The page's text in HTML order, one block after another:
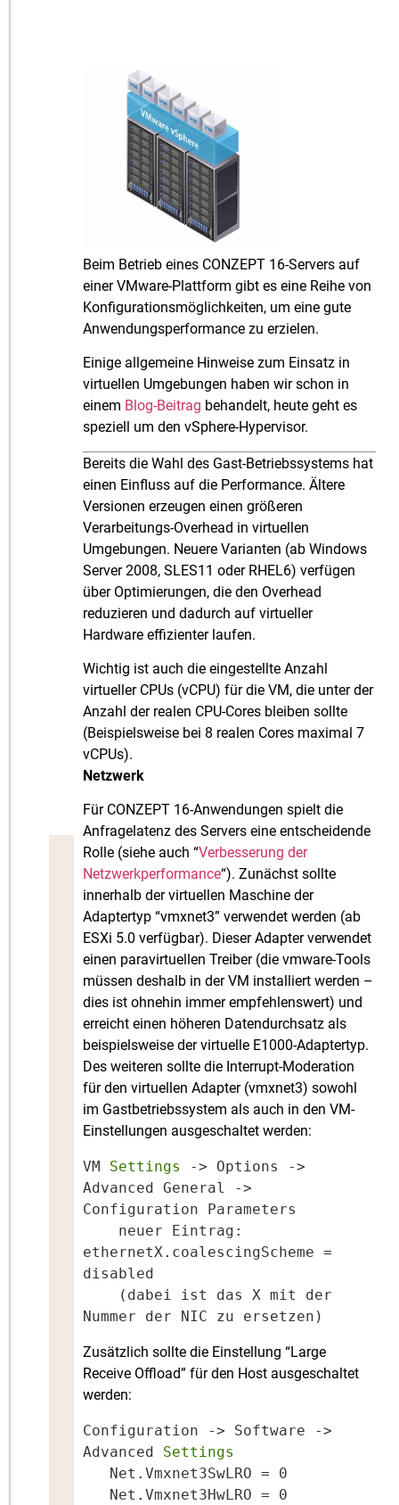
Beim Betrieb eines CONZEPT 16-Servers auf
einer VMware-Plattform gibt es eine Reihe von
Konfigurationsmöglichkeiten, um eine gute
Anwendungsperformance zu erzielen.
Einige allgemeine Hinweise zum Einsatz in
virtuellen Umgebungen haben wir schon in
einem Blog-Beitrag behandelt, heute geht es
speziell um den vSphere-Hypervisor.
Bereits die Wahl des Gast-Betriebssystems hat
einen Einfluss auf die Performance. Ältere
Versionen erzeugen einen größeren
Verarbeitungs-Overhead in virtuellen
Umgebungen. Neuere Varianten (ab Windows
Server 2008, SLES11 oder RHEL6) verfügen
über Optimierungen, die den Overhead
reduzieren und dadurch auf virtueller
Hardware effizienter laufen.
Wichtig ist auch die eingestellte Anzahl
virtueller CPUs (vCPU) für die VM, die unter der
Anzahl der realen CPU-Cores bleiben sollte
(Beispielsweise bei 8 realen Cores maximal 7
vCPUs).
Netzwerk
Für CONZEPT 16-Anwendungen spielt die
Anfragelatenz des Servers eine entscheidende
Rolle (siehe auch “Verbesserung der
Netzwerkperformance“). Zunächst sollte
innerhalb der virtuellen Maschine der
Adaptertyp “vmxnet3” verwendet werden (ab
ESXi 5.0 verfügbar). Dieser Adapter verwendet
einen paravirtuellen Treiber (die vmware-Tools
müssen deshalb in der VM installiert werden –
dies ist ohnehin immer empfehlenswert) und
erreicht einen höheren Datendurchsatz als
beispielsweise der virtuelle E1000-Adaptertyp.
Des weiteren sollte die Interrupt-Moderation
für den virtuellen Adapter (vmxnet3) sowohl
im Gastbetriebssystem als auch in den VM-
Einstellungen ausgeschaltet werden:
VM Settings -> Options ->
Advanced General ->
Configuration Parameters
ethernetX.coalescingScheme =
disabled
Nummer der NIC zu ersetzen)
Zusätzlich sollte die Einstellung “Large
Receive Offload” für den Host ausgeschaltet
werden:
Configuration -> Software ->
Advanced
   Net.Vmxnet3HwLRO = 0